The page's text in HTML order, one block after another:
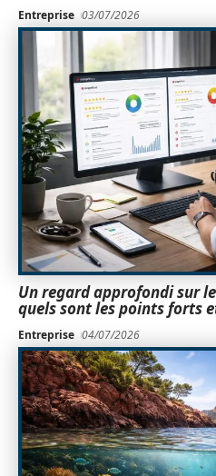
Entreprise 03/07/2026
Un regard approfondi sur
quels sont les points forts
Entreprise 04/07/2026